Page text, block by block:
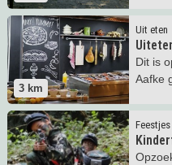
3 km
Uit eten
Dit is
Aafke
Lees meer Uiteten met kids!
Feestjes
Lees meer Kinderfeestjes